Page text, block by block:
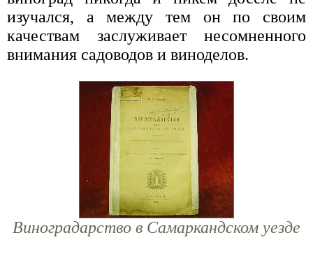
изучался, а между тем он по своим
качествам заслуживает несомненного
внимания садоводов и виноделов.
Виноградарство в Самаркандском уезде